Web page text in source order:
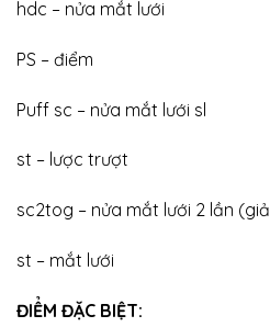
hdc – nửa mắt lưới
PS – điểm
Puff sc – nửa mắt lưới sl
st – lược trượt
sc2tog – nửa mắt lưới 2 lần
st – mắt lưới
ĐIỂM ĐẶC BIỆT: